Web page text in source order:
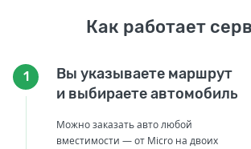
Как работает
1
Вы указываете маршрут
и выбираете автомобиль
Можно заказать авто любой
вместимости — от Micro на двоих